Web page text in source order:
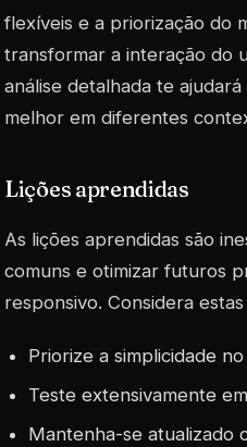
flexíveis e a priorização do
transformar a interação do
análise detalhada te
melhor em diferentes
Lições aprendidas
As lições aprendidas são
comuns e otimizar futuros
responsivo. Considera estas
Priorize a simplicidade
Teste extensivamente
Mantenha-se atualizado